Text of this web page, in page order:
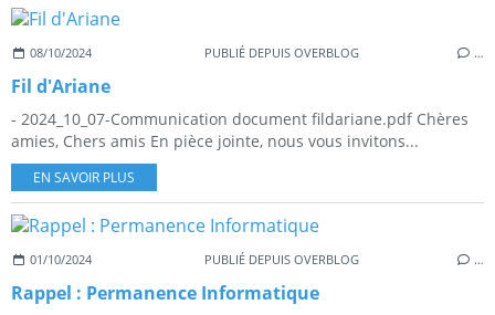
08/10/2024 PUBLIÉ DEPUIS OVERBLOG …
Fil d'Ariane
- 2024_10_07-Communication document fildariane.pdf Chères
amies, Chers amis En pièce jointe, nous vous invitons...
EN SAVOIR PLUS
01/10/2024 PUBLIÉ DEPUIS OVERBLOG …
Rappel : Permanence Informatique